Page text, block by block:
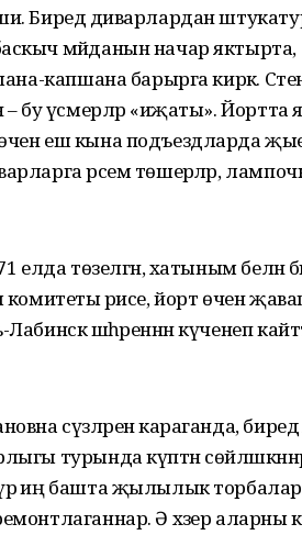
Биредә диварлардан
мәйданын начар яктырта,
капшана барырга кирәк.
бу үсмерләр «иҗаты». Йортта
еш кына подъездларда
рәсем төшерәләр,
елда төзелгән, хатыным белән
комитеты рәисе, йорт өчен
шәһәреннән күченеп
сүзләренә караганда,
турында күптән
иң башта җылылык
Ә хәзер